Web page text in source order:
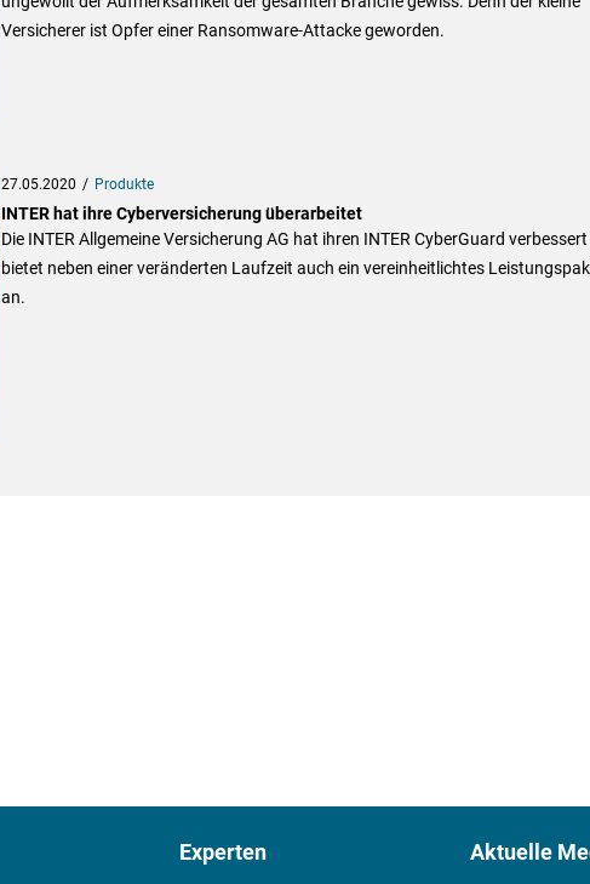
Versicherer ist Opfer einer Ransomware-Attacke geworden.
27.05.2020 Produkte
INTER hat ihre Cyberversicherung überarbeitet
Die INTER Allgemeine Versicherung AG hat ihren INTER CyberGuard
bietet neben einer veränderten Laufzeit auch ein vereinheitlichtes
an.
Experten Aktuelle